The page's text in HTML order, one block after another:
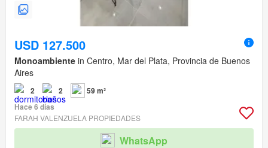
USD 127.500
Monoambiente in Centro, Mar del Plata, Provincia de Buenos
Aires
2 2
59 m²
Hace 6 días
FARAH VALENZUELA PROPIEDADES
WhatsApp